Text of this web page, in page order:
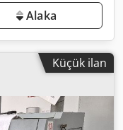
Alaka
Küçük ilan